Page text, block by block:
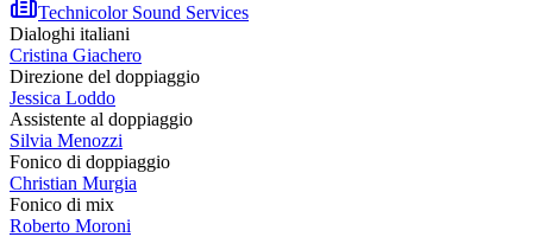
Technicolor Sound Services
Dialoghi italiani
Cristina Giachero
Direzione del doppiaggio
Jessica Loddo
Assistente al doppiaggio
Silvia Menozzi
Fonico di doppiaggio
Christian Murgia
Fonico di mix
Roberto Moroni